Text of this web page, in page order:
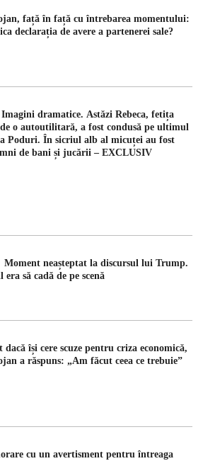
față în față cu întrebarea momentului:
declarația de avere a partenerei sale?
Imagini dramatice. Astăzi Rebeca, fetița
o autoutilitară, a fost condusă pe ultimul
Poduri. În sicriul alb al micuței au fost
de bani și jucării – EXCLUSIV
Moment neașteptat la discursul lui Trump.
era să cadă de pe scenă
dacă își cere scuze pentru criza economică,
a răspuns: „Am făcut ceea ce trebuie”
cu un avertisment pentru întreaga